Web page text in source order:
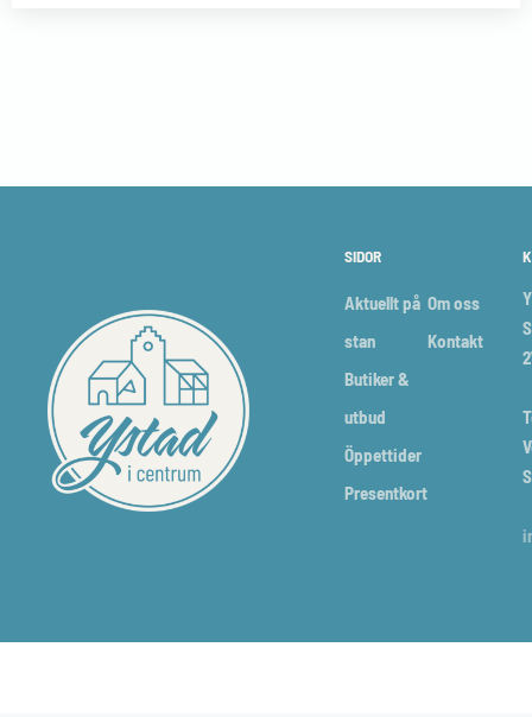
SIDOR
Aktuellt på
stan
Butiker &
utbud
Öppettider
Presentkort
Om oss
Kontakt